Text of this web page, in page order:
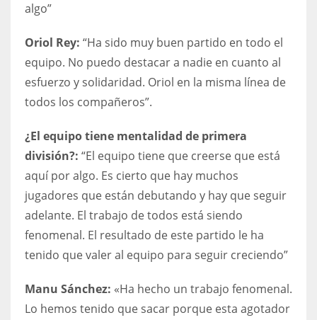
24
MIA
17
DAL
WSH
algo”
Oriol Rey: “Ha sido muy buen partido en todo el
equipo. No puedo destacar a nadie en cuanto al
esfuerzo y solidaridad. Oriol en la misma línea de
todos los compañeros”.
¿El equipo tiene mentalidad de primera
división?: “El equipo tiene que creerse que está
aquí por algo. Es cierto que hay muchos
jugadores que están debutando y hay que seguir
adelante. El trabajo de todos está siendo
fenomenal. El resultado de este partido le ha
tenido que valer al equipo para seguir creciendo”
Manu Sánchez: «Ha hecho un trabajo fenomenal.
Lo hemos tenido que sacar porque esta agotador